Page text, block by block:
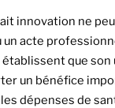
innovation ne
un acte
établissent que
un bénéfice
dépenses de